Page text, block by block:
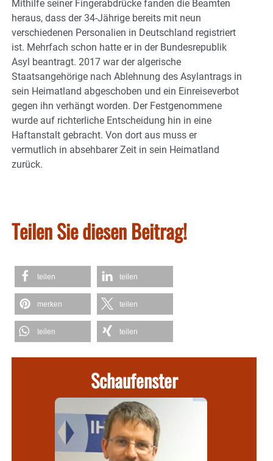
Mithilfe seiner Fingerabdrücke fanden die Beamten
heraus, dass der 34-Jährige bereits mit neun
verschiedenen Personalien in Deutschland registriert
ist. Mehrfach schon hatte er in der Bundesrepublik
Asyl beantragt. 2017 war der algerische
Staatsangehörige nach Ablehnung des Asylantrags in
sein Heimatland abgeschoben und ein Einreiseverbot
gegen ihn verhängt worden. Der Festgenommene
wurde auf richterliche Entscheidung hin in eine
Haftanstalt gebracht. Von dort aus muss er
vermutlich in absehbarer Zeit in sein Heimatland
zurück.
Teilen Sie diesen Beitrag!
teilen teilen
merken teilen
teilen teilen
Schaufenster